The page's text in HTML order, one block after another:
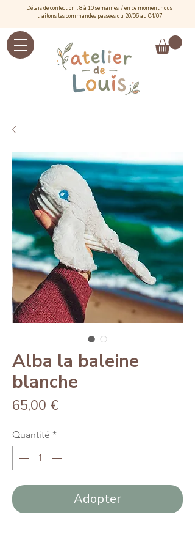
Délais de confection : 8 à 10 semaines / en ce moment nous
traitons les commandes passées du 20/06 au 04/07
Alba la baleine
blanche
65,00 €Prix
Quantité *
Adopter